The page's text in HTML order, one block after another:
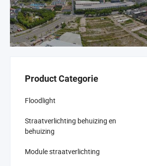
Product Categorie
Floodlight
Straatverlichting behuizing en
behuizing
Module straatverlichting